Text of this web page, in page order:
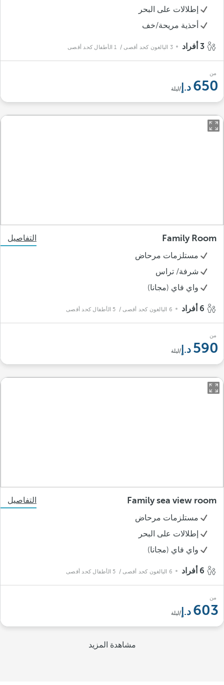
إطلالات على البحر
أحذية مريحة/خف
3 البالغون كحد أقصى / 1 الأطفال كحد أقصى
من
650 /ليلة
Family Room
التفاصيل
مستلزمات مرحاض
شرفة/ تراس
واي فاي (مجانا)
6 البالغون كحد أقصى / 5 الأطفال كحد أقصى
من
590 /ليلة
Family sea view room
التفاصيل
مستلزمات مرحاض
إطلالات على البحر
واي فاي (مجانا)
6 البالغون كحد أقصى / 5 الأطفال كحد أقصى
من
603 /ليلة
مشاهدة المزيد